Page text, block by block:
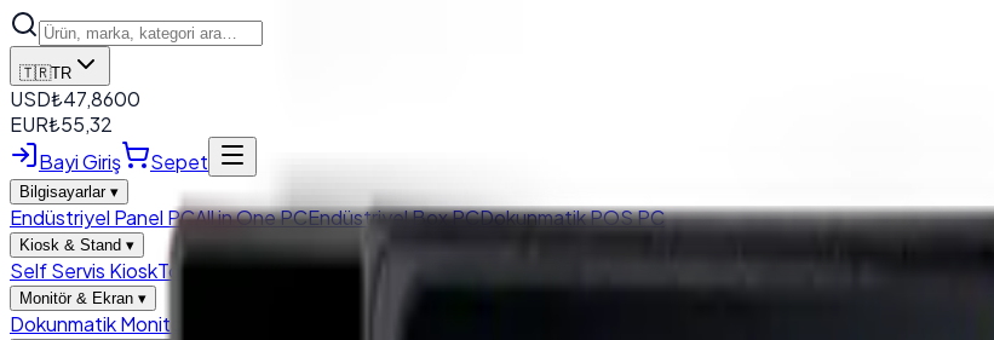
🇹🇷TR
USD₺47,8600
EUR₺55,32
Bayi Giriş
Sepet
Bilgisayarlar ▾
Endüstriyel Panel PCAll in One PCEndüstriyel Box PCDokunmatik POS PC
Kiosk & Stand ▾
Self Servis KioskTotem Kiosk Kiosk Sistemleri
Monitör & Ekran ▾
Dokunmatik Monitör